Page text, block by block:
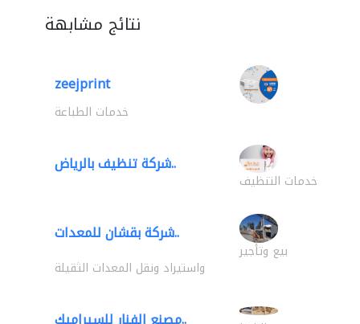
نتائج مشابهة
zeejprint
خدمات الطباعة
شركة تنظيف بالرياض..
خدمات التنظيف
شركة بقشان للمعدات..
بيع وتأجير
واستيراد ونقل المعدات الثقيلة